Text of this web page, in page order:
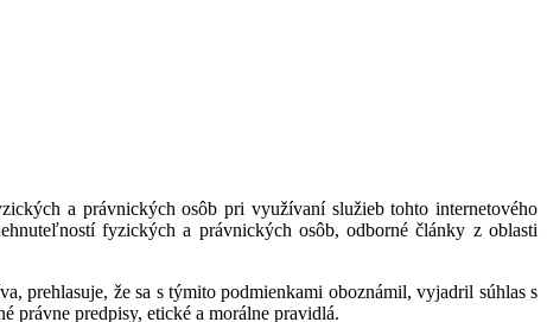
a právnických osôb pri využívaní služieb tohto internetového
fyzických a právnických osôb, odborné články z oblasti
prehlasuje, že sa s týmito podmienkami oboznámil, vyjadril súhlas s
právne predpisy, etické a morálne pravidlá.